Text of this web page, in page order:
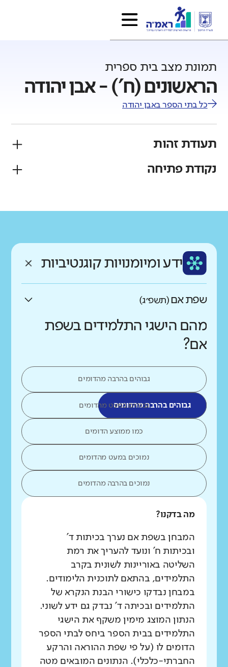
תמונת מצב בית ספרית
הראשונים (ח') - אבן יהודה
כל בתי הספר באבן יהודה
תעודת זהות
פיקוח
עברית צעיר
נקודת פתיחה
רקע חברתי כלכלי
נמוך ידע ומיומנויות קוגנטיביות
שפת אם(תשפ״ג)
מהם הישגי התלמידים בשפת
אם?
גבוהים בהרבה מהדומים
גבוהים בהרבה מהדומיםגבוהים במעט מהדומים
כמו ממוצע הדומים
נמוכים במעט מהדומים
נמוכים בהרבה מהדומים
מה בדקנו?
המבחן בשפת אם נערך בכיתות ד'
ובכיתות ח' ונועד להעריך את רמת
השליטה באוריינות לשונית בקרב
התלמידים, בהתאם לתוכנית הלימודים.
במבחן נבדקו כישורי הבנת הנקרא של
התלמידים ובכיתה ד' נבדק גם ידע לשוני.
הנתון המוצג מימין משקף את הישגי
התלמידים בבית הספר ביחס לבתי הספר
הדומים לו (על פי שפת ההוראה והרקע
החברתי-כלכלי). הנתונים המובאים מטה